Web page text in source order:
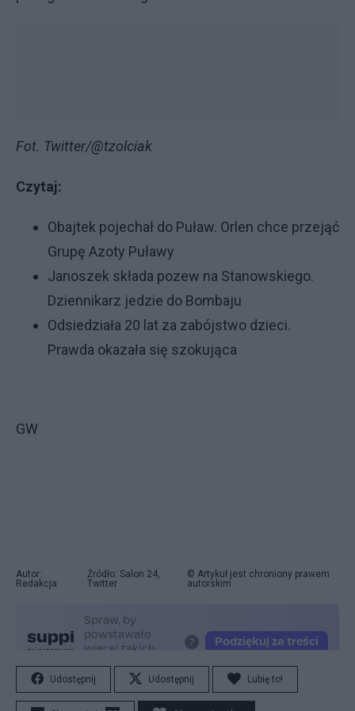
Fot. Twitter/@tzolciak
Czytaj:
Obajtek pojechał do Puław. Orlen chce przejąć
Grupę Azoty Puławy
Janoszek składa pozew na Stanowskiego.
Dziennikarz jedzie do Bombaju
Odsiedziała 20 lat za zabójstwo dzieci.
Prawda okazała się szokująca
GW
Autor:
Redakcja
Źródło: Salon 24,
Twitter
© Artykuł jest chroniony prawem
autorskim.
Udostępnij Udostępnij Lubię to!